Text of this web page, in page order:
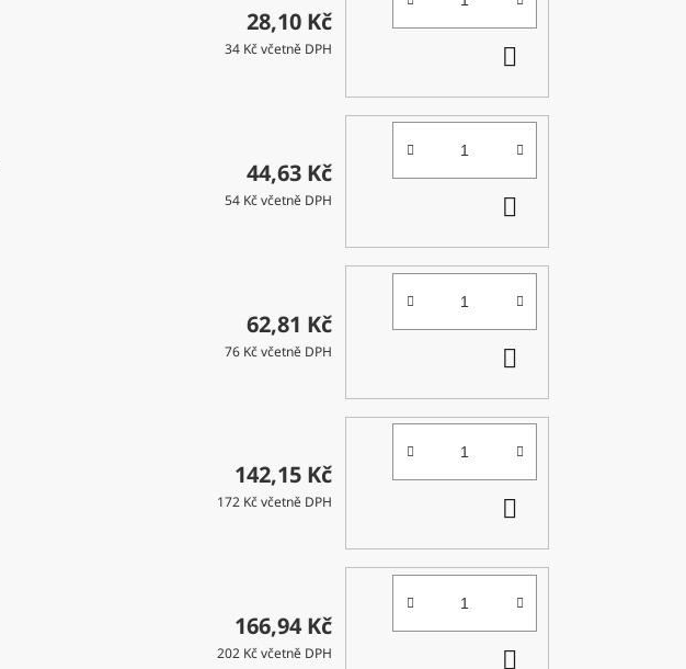
28,10 Kč
34 Kč včetně DPH
KOŠÍKU
44,63 Kč
54 Kč včetně DPH
KOŠÍKU
62,81 Kč
76 Kč včetně DPH
KOŠÍKU
142,15 Kč
172 Kč včetně DPH
KOŠÍKU
166,94 Kč
202 Kč včetně DPH